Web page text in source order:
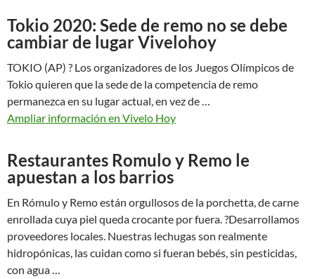
Tokio 2020: Sede de remo no se debe
cambiar de lugar Vivelohoy
TOKIO (AP) ? Los organizadores de los Juegos Olímpicos de
Tokio quieren que la sede de la competencia de remo
permanezca en su lugar actual, en vez de …
Ampliar información en Vivelo Hoy
Restaurantes Romulo y Remo le
apuestan a los barrios
En Rómulo y Remo están orgullosos de la porchetta, de carne
enrollada cuya piel queda crocante por fuera. ?Desarrollamos
proveedores locales. Nuestras lechugas son realmente
hidropónicas, las cuidan como si fueran bebés, sin pesticidas,
con agua …